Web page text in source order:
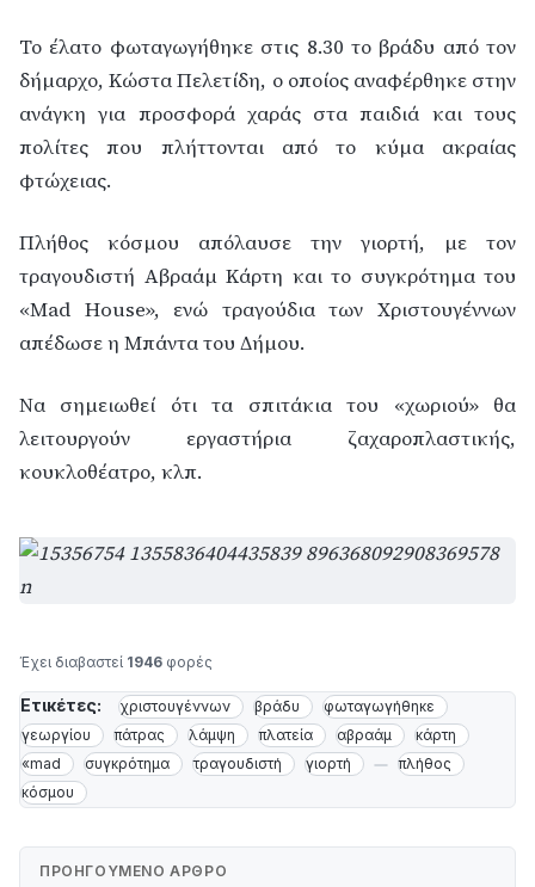
Το έλατο φωταγωγήθηκε στις 8.30 το βράδυ από τον
δήμαρχο, Κώστα Πελετίδη, ο οποίος αναφέρθηκε στην
ανάγκη για προσφορά χαράς στα παιδιά και τους
πολίτες που πλήττονται από το κύμα ακραίας
φτώχειας.
Πλήθος κόσμου απόλαυσε την γιορτή, με τον
τραγουδιστή Αβραάμ Κάρτη και το συγκρότημα του
«Mad House», ενώ τραγούδια των Χριστουγέννων
απέδωσε η Μπάντα του Δήμου.
Να σημειωθεί ότι τα σπιτάκια του «χωριού» θα
λειτουργούν εργαστήρια ζαχαροπλαστικής,
κουκλοθέατρο, κλπ.
Έχει διαβαστεί 1946 φορές
Ετικέτες: χριστουγέννων βράδυ
φωταγωγήθηκε
γεωργίου
πάτρας λάμψη πλατεία αβραάμ
κάρτη
«mad
συγκρότημα τραγουδιστή γιορτή
πλήθος
κόσμου
ΠΡΟΗΓΟΎΜΕΝΟ ΆΡΘΡΟ